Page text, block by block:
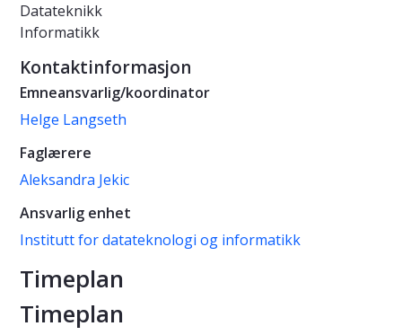
Datateknikk
Informatikk
Kontaktinformasjon
Emneansvarlig/koordinator
Helge Langseth
Faglærere
Aleksandra Jekic
Ansvarlig enhet
Institutt for datateknologi og informatikk
Timeplan
Timeplan